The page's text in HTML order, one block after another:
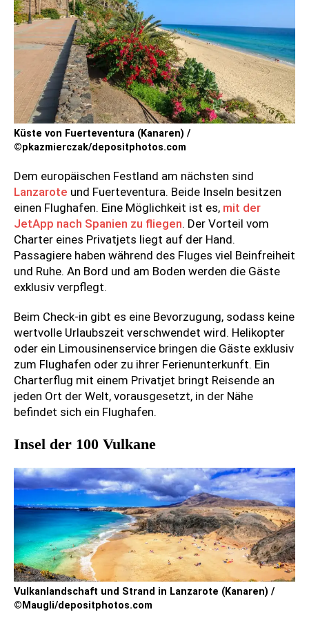
Küste von Fuerteventura (Kanaren) /
©pkazmierczak/depositphotos.com
Dem europäischen Festland am nächsten sind
Lanzarote und Fuerteventura. Beide Inseln besitzen
einen Flughafen. Eine Möglichkeit ist es, mit der
JetApp nach Spanien zu fliegen. Der Vorteil vom
Charter eines Privatjets liegt auf der Hand.
Passagiere haben während des Fluges viel Beinfreiheit
und Ruhe. An Bord und am Boden werden die Gäste
exklusiv verpflegt.
Beim Check-in gibt es eine Bevorzugung, sodass keine
wertvolle Urlaubszeit verschwendet wird. Helikopter
oder ein Limousinenservice bringen die Gäste exklusiv
zum Flughafen oder zu ihrer Ferienunterkunft. Ein
Charterflug mit einem Privatjet bringt Reisende an
jeden Ort der Welt, vorausgesetzt, in der Nähe
befindet sich ein Flughafen.
Insel der 100 Vulkane
Vulkanlandschaft und Strand in Lanzarote (Kanaren) /
©Maugli/depositphotos.com